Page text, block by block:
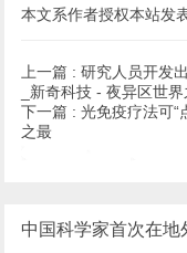
本文系作者授权本站发
上一篇 : 研究人员开发
_新奇科技 - 夜异区世
下一篇 : 光免疫疗法可“
之最
中国科学家首次在地